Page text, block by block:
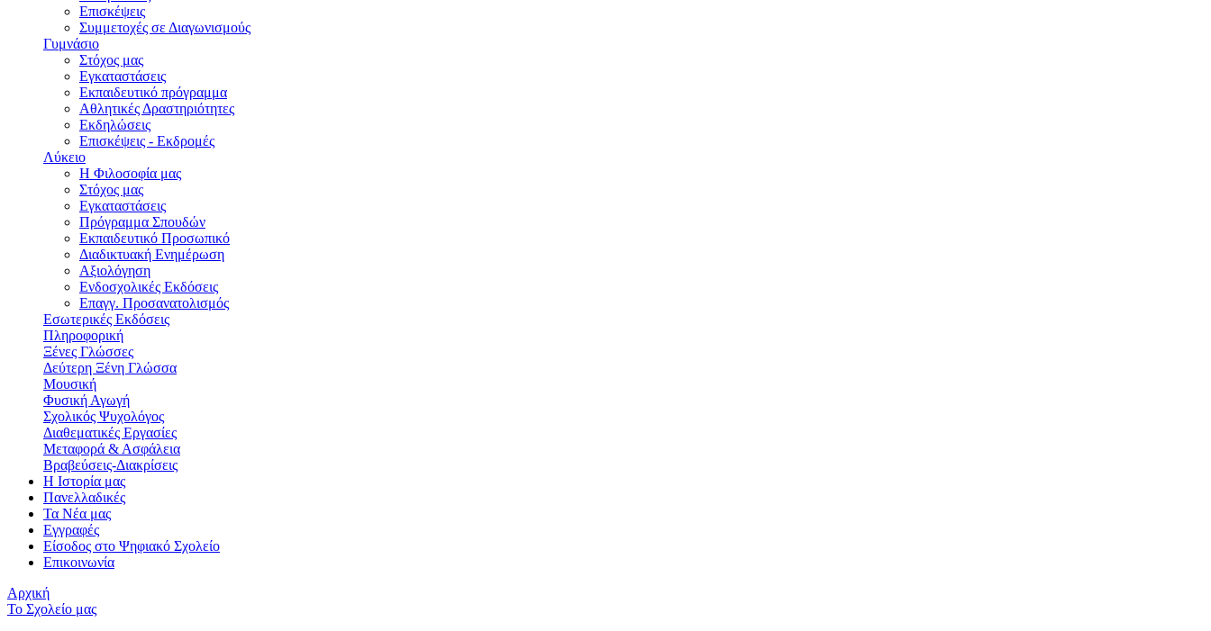
Επισκέψεις
Συμμετοχές σε Διαγωνισμούς
Γυμνάσιο
Στόχος μας
Εγκαταστάσεις
Εκπαιδευτικό πρόγραμμα
Αθλητικές Δραστηριότητες
Εκδηλώσεις
Επισκέψεις - Εκδρομές
Λύκειο
Η Φιλοσοφία μας
Στόχος μας
Εγκαταστάσεις
Πρόγραμμα Σπουδών
Εκπαιδευτικό Προσωπικό
Διαδικτυακή Ενημέρωση
Αξιολόγηση
Ενδοσχολικές Εκδόσεις
Επαγγ. Προσανατολισμός
Εσωτερικές Εκδόσεις
Πληροφορική
Ξένες Γλώσσες
Δεύτερη Ξένη Γλώσσα
Μουσική
Φυσική Αγωγή
Σχολικός Ψυχολόγος
Διαθεματικές Εργασίες
Μεταφορά & Ασφάλεια
Βραβεύσεις-Διακρίσεις
Η Ιστορία μας
Πανελλαδικές
Τα Νέα μας
Εγγραφές
Είσοδος στο Ψηφιακό Σχολείο
Επικοινωνία
Αρχική
Το Σχολείο μας